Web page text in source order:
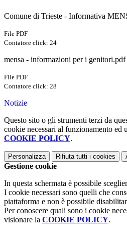
Comune di Trieste - Informativa
File PDF
Contatore click: 24
mensa - informazioni per i genitori.pdf
File PDF
Contatore click: 28
Notizie
Questo sito o gli strumenti terzi da
cookie necessari al funzionamento
COOKIE POLICY.
Personalizza Rifiuta tutti i cookies
Gestione cookie
In questa schermata è possibile
I cookie necessari sono quelli che
piattaforma e non è possibile
Per conoscere quali sono i cookie
visionare la COOKIE POLICY.